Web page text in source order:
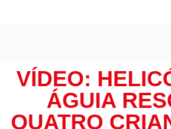
VÍDEO:
ÁGUIA
QUATRO